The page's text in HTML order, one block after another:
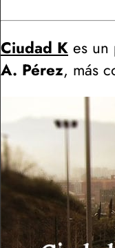
Ciudad K es un
A. Pérez, más